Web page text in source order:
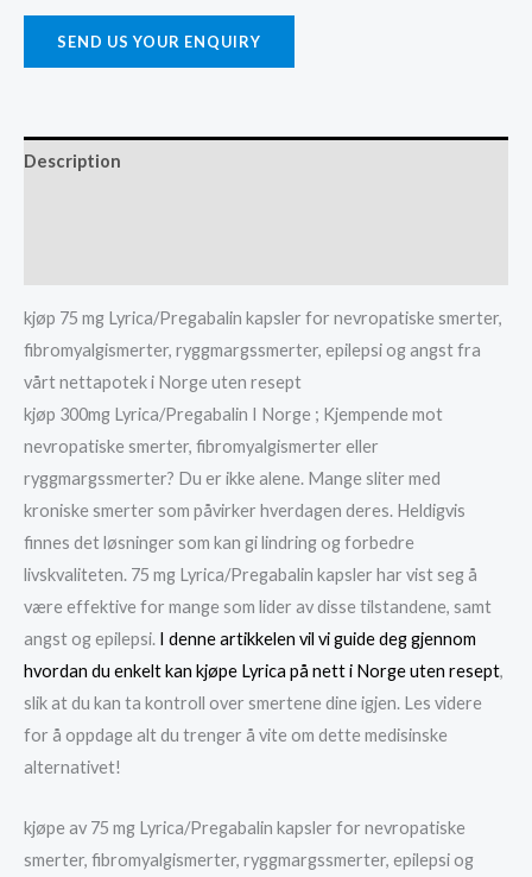
I
NorgeSEND US YOUR ENQUIRY
Description
kjøp 75 mg Lyrica/Pregabalin kapsler for nevropatiske smerter,
fibromyalgismerter, ryggmargssmerter, epilepsi og angst fra
vårt nettapotek i Norge uten resept
kjøp 300mg Lyrica/Pregabalin I Norge ; Kjempende mot
nevropatiske smerter, fibromyalgismerter eller
ryggmargssmerter? Du er ikke alene. Mange sliter med
kroniske smerter som påvirker hverdagen deres. Heldigvis
finnes det løsninger som kan gi lindring og forbedre
livskvaliteten. 75 mg Lyrica/Pregabalin kapsler har vist seg å
være effektive for mange som lider av disse tilstandene, samt
angst og epilepsi. I denne artikkelen vil vi guide deg gjennom
hvordan du enkelt kan kjøpe Lyrica på nett i Norge uten resept,
slik at du kan ta kontroll over smertene dine igjen. Les videre
for å oppdage alt du trenger å vite om dette medisinske
alternativet!
kjøpe av 75 mg Lyrica/Pregabalin kapsler for nevropatiske
smerter, fibromyalgismerter, ryggmargssmerter, epilepsi og